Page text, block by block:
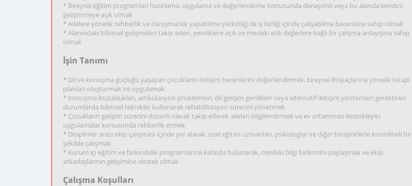
* Bireysel eğitim programları hazırlama, uygulama ve değerlendirme konusunda deneyimli veya bu alanda kendini
geliştirmeye açık olmak
* Ailelere yönelik rehberlik ve danışmanlık yapabilme yetkinliği ile iş birliği içinde çalışabilme becerisine sahip olmak
* Alanındaki bilimsel gelişmeleri takip eden, yeniliklere açık ve mesleki etik değerlere bağlı bir çalışma anlayışına sahip
olmak
İşin Tanımı
* Dil ve konuşma güçlüğü yaşayan çocukların iletişim becerilerini değerlendirmek, bireysel ihtiyaçlarına yönelik terapi
planları oluşturmak ve uygulamak
* Konuşma bozuklukları, artikülasyon problemleri, dil gelişim gerilikleri veya alternatif iletişim yöntemleri gerektiren
durumlarda bilimsel teknikler kullanarak rehabilitasyon sürecini yönetmek
* Çocukların gelişim sürecini düzenli olarak takip ederek aileleri bilgilendirmek ve ev ortamında destekleyici
uygulamalar konusunda rehberlik etmek
* Disiplinler arası ekip çalışması içinde yer alarak, özel eğitim uzmanları, psikologlar ve diğer terapistlerle koordineli bir
şekilde çalışmak
* Kurum içi eğitim ve farkındalık programlarına katkıda bulunarak, mesleki bilgi birikimini paylaşmak ve ekip
arkadaşlarının gelişimine destek olmak
Çalışma Koşulları